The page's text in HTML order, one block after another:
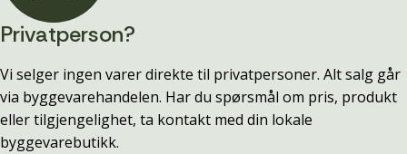
Privatperson?
Vi selger ingen varer direkte til privatpersoner. Alt salg går
via byggevarehandelen. Har du spørsmål om pris, produkt
eller tilgjengelighet, ta kontakt med din lokale
byggevarebutikk.